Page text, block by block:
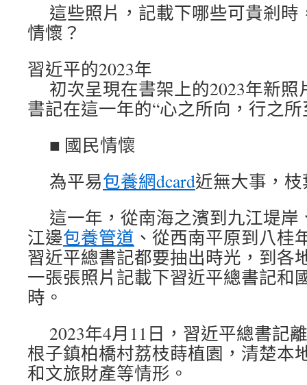
這些照片，記載下哪些可貴剎
情懷？
習近平的2023年
初次呈現在書架上的2023年新
書記在這一年的“心之所向，行之所
■ 國民情懷
為平易包養網dcard近無大事，
這一年，從南海之濱到九江堤
江邊包養管道 、從西南平原到八桂
習近平總書記都要抽出時光，到各
一張張照片記載下習近平總書記和
時。
2023年4月11日，習近平總書記
根子鎮柏橋村荔枝蒔植園，清楚本
和文旅財產等情形。